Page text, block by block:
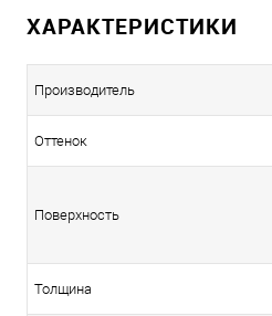
ХАРАКТЕРИСТИКИ
Производитель
Оттенок
Поверхность
Толщина